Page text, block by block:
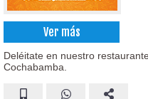
Ver más
Deléitate en nuestro
Cochabamba.